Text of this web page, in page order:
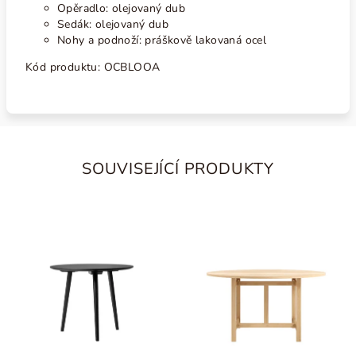
Opěradlo: olejovaný dub
Sedák: olejovaný dub
Nohy a podnoží: práškově lakovaná ocel
Kód produktu: OCBLOOA
SOUVISEJÍCÍ PRODUKTY